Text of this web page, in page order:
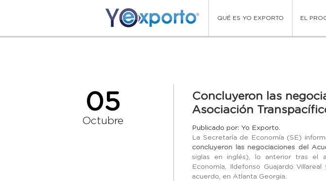
QUÉ ES YO EXPORTO EL
05
Octubre
Concluyeron las
Asociación
Publicado por: Yo Exporto.
La Secretaría de Economía (SE)
concluyeron las negociaciones del
siglas en inglés), lo anterior tras el
Economía, Ildefonso Guajardo
acuerdo, en Atlanta Georgia.